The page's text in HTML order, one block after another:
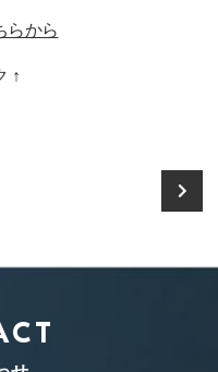
らから
↑